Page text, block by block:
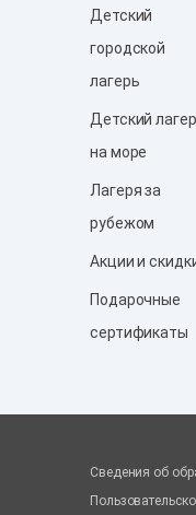
Детский
городской
лагерь
Детский
на море
Лагеря за
рубежом
Акции и
Подарочные
сертификаты
Сведения об